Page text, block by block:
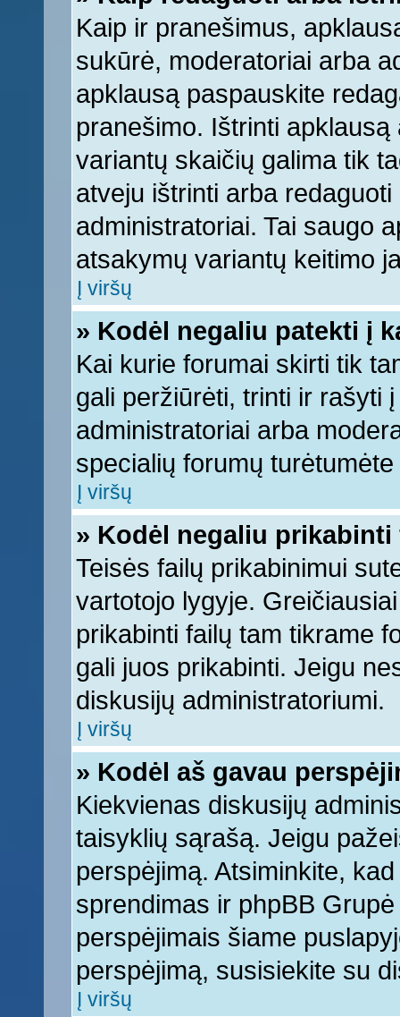
Kaip ir pranešimus,
sukūrė, moderatoriai arba
apklausą paspauskite
pranešimo. Ištrinti
variantų skaičių galima tik
atveju ištrinti arba
administratoriai. Tai saugo
atsakymų variantų keitimo
Į viršų
» Kodėl negaliu patekti į
Kai kurie forumai skirti tik
gali peržiūrėti, trinti ir rašyti
administratoriai arba
specialių forumų
Į viršų
» Kodėl negaliu prikabinti
Teisės failų prikabinimui
vartotojo lygyje.
prikabinti failų tam tikrame
gali juos prikabinti. Jeigu
diskusijų administratoriumi.
Į viršų
» Kodėl aš gavau
Kiekvienas diskusijų
taisyklių sąrašą. Jeigu
perspėjimą. Atsiminkite,
sprendimas ir phpBB
perspėjimais šiame
perspėjimą, susisiekite su
Į viršų